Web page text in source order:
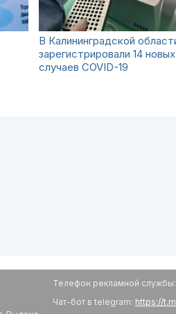
В Калининградской
зарегистрировали 14 новых
случаев COVID-19
Телефон рекламной службы:
Чат-бот в telegram: https://